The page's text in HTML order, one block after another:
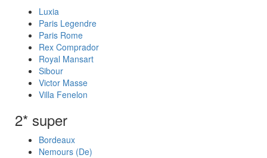
Luxia
Paris Legendre
Paris Rome
Rex Comprador
Royal Mansart
Sibour
Victor Masse
Villa Fenelon
2* super
Bordeaux
Nemours (De)